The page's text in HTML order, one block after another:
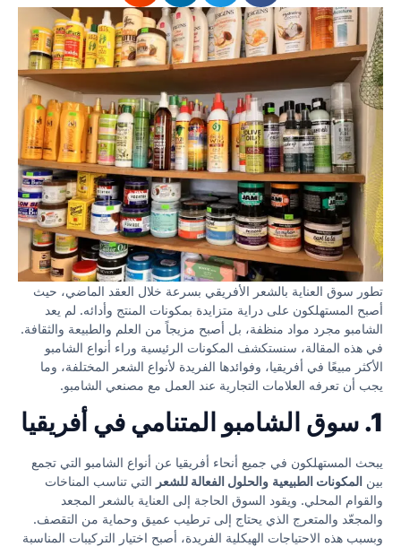
تطور سوق العناية بالشعر الأفريقي بسرعة خلال العقد الماضي، حيث
أصبح المستهلكون على دراية متزايدة بمكونات المنتج وأدائه. لم يعد
الشامبو مجرد مواد منظفة، بل أصبح مزيجاً من العلم والطبيعة والثقافة.
في هذه المقالة، سنستكشف المكونات الرئيسية وراء أنواع الشامبو
الأكثر مبيعًا في أفريقيا، وفوائدها الفريدة لأنواع الشعر المختلفة، وما
يجب أن تعرفه العلامات التجارية عند العمل مع مصنعي الشامبو.
1. سوق الشامبو المتنامي في أفريقيا
يبحث المستهلكون في جميع أنحاء أفريقيا عن أنواع الشامبو التي تجمع
بين المكونات الطبيعية والحلول الفعالة للشعر التي تناسب المناخات
والقوام المحلي. ويقود السوق الحاجة إلى العناية بالشعر المجعد
والمجعّد والمتعرج الذي يحتاج إلى ترطيب عميق وحماية من التقصف.
وبسبب هذه الاحتياجات الهيكلية الفريدة، أصبح اختيار التركيبات المناسبة